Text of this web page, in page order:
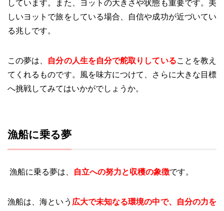
しています。また、ヨットの大きさや状態も重要です。美
しいヨットで旅をしている場合、自信や成功が近づいてい
る兆しです。
この夢は、 自分の人生を自分で舵取りしていることを教え
てくれるものです。風を味方につけて、さらに大きな目標
へ挑戦してみてはいかがでしょうか。
漁船に乗る夢
漁船に乗る夢は、 自立への努力と収穫の象徴です。
漁船は、海という 広大で未知なる環境の中で、自分の力を